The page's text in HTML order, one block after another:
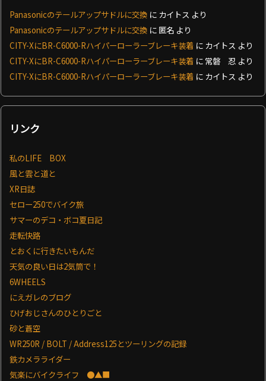
Panasonicのテールアップサドルに交換 に カイトス より
Panasonicのテールアップサドルに交換 に 匿名 より
CITY-XにBR-C6000-Rハイパーローラーブレーキ装着 に カイトス より
CITY-XにBR-C6000-Rハイパーローラーブレーキ装着 に 常磐 忍 より
CITY-XにBR-C6000-Rハイパーローラーブレーキ装着 に カイトス より
リンク
私のLIFE BOX
風と雲と道と
XR日誌
セロー250でバイク旅
サマーのデコ・ボコ夏日記
走転快路
とおくに行きたいもんだ
天気の良い日は2気筒で！
6WHEELS
にえガレのブログ
ひげおじさんのひとりごと
砂と蒼空
WR250R / BOLT / Address125とツーリングの記録
鉄カメラライダー
気楽にバイクライフ ●▲■